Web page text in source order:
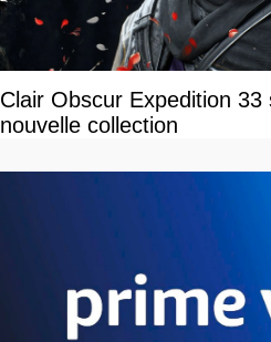
Clair Obscur Expedition
nouvelle collection